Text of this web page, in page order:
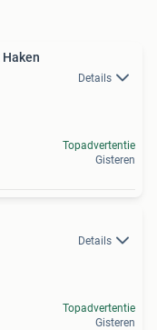
Details
Topadvertentie
Gisteren
Details
Topadvertentie
Gisteren